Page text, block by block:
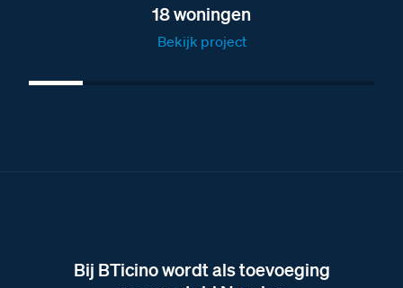
Brochure over het Serie 131 deurstation
Afmetingen van het Serie 131A deurstation met 23
18 woningen
Bekijk project
Bij BTicino wordt als toevoeging